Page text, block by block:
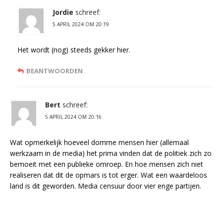
Jordie schreef:
5 APRIL 2024 OM 20:19
Het wordt (nog) steeds gekker hier.
BEANTWOORDEN
Bert schreef:
5 APRIL 2024 OM 20:16
Wat opmerkelijk hoeveel domme mensen hier (allemaal
werkzaam in de media) het prima vinden dat de politiek zich zo
bemoeit met een publieke omroep. En hoe mensen zich niet
realiseren dat dit de opmars is tot erger. Wat een waardeloos
land is dit geworden. Media censuur door vier enge partijen.